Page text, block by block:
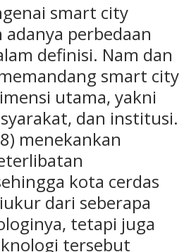
smart city
perbedaan
definisi. Nam dan
smart city
utama, yakni
dan institusi.
menekankan
kota cerdas
dari seberapa
tetapi juga
tersebut